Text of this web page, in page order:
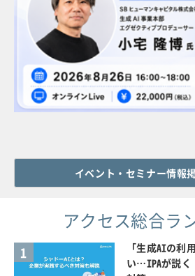
イベント・セミナー情報
アクセス総合ラ
1
「生成AIの利
い…IPAが説く